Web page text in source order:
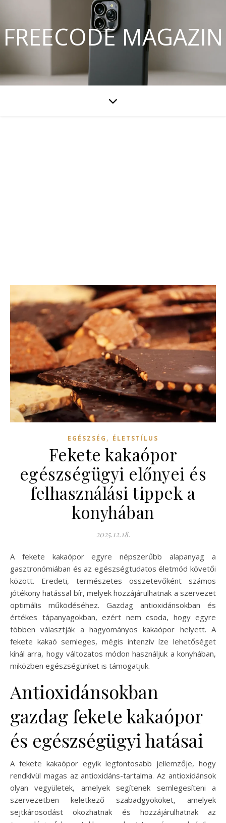
FREECODE MAGAZIN
EGÉSZSÉG , ÉLETSTÍLUS
Fekete kakaópor
egészségügyi előnyei és
felhasználási tippek a
konyhában
2025.12.18.
A fekete kakaópor egyre népszerűbb alapanyag a
gasztronómiában és az egészségtudatos életmód követői
között. Eredeti, természetes összetevőként számos
jótékony hatással bír, melyek hozzájárulhatnak a szervezet
optimális működéséhez. Gazdag antioxidánsokban és
értékes tápanyagokban, ezért nem csoda, hogy egyre
többen választják a hagyományos kakaópor helyett. A
fekete kakaó semleges, mégis intenzív íze lehetőséget
kínál arra, hogy változatos módon használjuk a konyhában,
miközben egészségünket is támogatjuk.
Antioxidánsokban
gazdag fekete kakaópor
és egészségügyi hatásai
A fekete kakaópor egyik legfontosabb jellemzője, hogy
rendkívül magas az antioxidáns-tartalma. Az antioxidánsok
olyan vegyületek, amelyek segítenek semlegesíteni a
szervezetben keletkező szabadgyököket, amelyek
sejtkárosodást okozhatnak és hozzájárulhatnak az